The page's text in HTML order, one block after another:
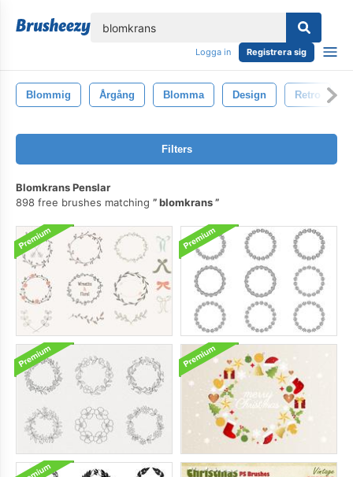
Logga in Registrera sig
Blommig Årgång Blomma Design Retro
Filters
Blomkrans Penslar
898 free brushes matching
blomkrans